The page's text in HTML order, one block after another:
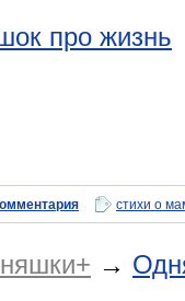
про жизнь
стихи о
→